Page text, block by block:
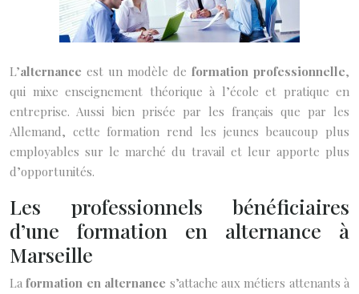
L’alternance est un modèle de formation professionnelle,
qui mixe enseignement théorique à l’école et pratique en
entreprise. Aussi bien prisée par les français que par les
Allemand, cette formation rend les jeunes beaucoup plus
employables sur le marché du travail et leur apporte plus
d’opportunités.
Les professionnels bénéficiaires
d’une formation en alternance à
Marseille
Laformation en alternance s’attache aux métiers attenants à